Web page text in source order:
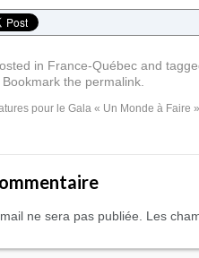
in France-Québec and
. Bookmark the permalink
pour le Gala « Un Monde à Faire »
ne sera pas publiée. Les